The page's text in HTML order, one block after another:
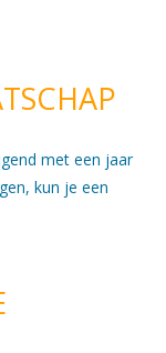
met een jaar
kun je een